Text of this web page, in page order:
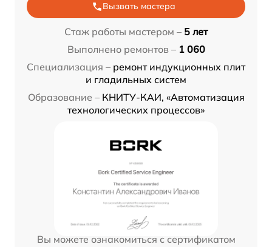
Вызвать мастера
Стаж работы мастером – 5 лет
Выполнено ремонтов – 1 060
Специализация – ремонт индукционных плит
и гладильных систем
Образование – КНИТУ-КАИ, «Автоматизация
технологических процессов»
Вы можете ознакомиться с сертификатом